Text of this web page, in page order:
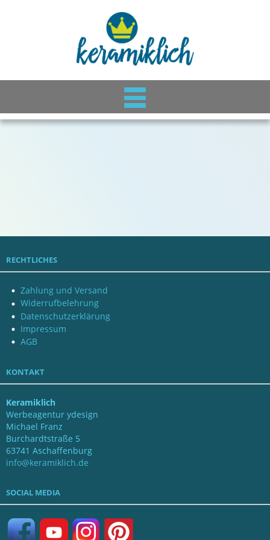
RECHTLICHES
Zahlung und Versand
Widerrufbelehrung
Datenschutzerklärung
Impressum
AGB
KONTAKT
Keramiklich
Werbeagentur ydesign
Michael Franz
Burchardtstraße 5
63741 Aschaffenburg
info@keramiklich.de
SOCIAL MEDIA